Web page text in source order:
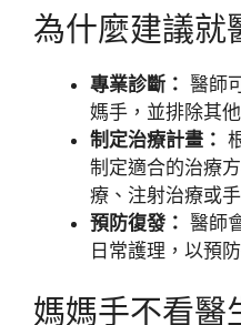
為什麼建議就
專業診斷： 醫師
媽手，並排除其他
制定治療計畫：
制定適合的治療
療、注射治療或
預防復發： 醫師
日常護理，以預
媽媽手不看醫